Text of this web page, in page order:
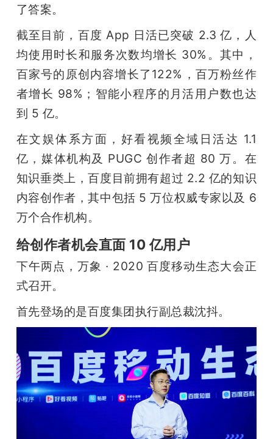
课
活
动
中
心
专
题
机
了答案。
截至目前，百度 App 日活已突破 2.3 亿，人
均使用时长和服务次数均增长 30%。其中，
百家号的原创内容增长了122%，百万粉丝作
者增长 98%；智能小程序的月活用户数也达
到 5 亿。
在文娱体系方面，好看视频全域日活达 1.1
亿，媒体机构及 PUGC 创作者超 80 万。在
知识垂类上，百度目前拥有超过 2.2 亿的知识
内容创作者，其中包括 5 万位权威专家以及 6
万个合作机构。
给创作者机会直面 10 亿用户
下午两点，万象 · 2020 百度移动生态大会正
式召开。
首先登场的是百度集团执行副总裁沈抖。